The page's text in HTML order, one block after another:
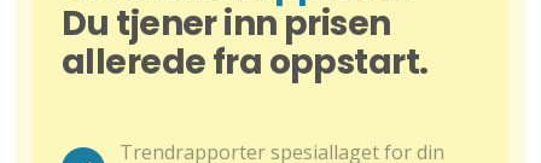
Du tjener inn prisen
allerede fra oppstart.
Trendrapporter spesiallaget for din